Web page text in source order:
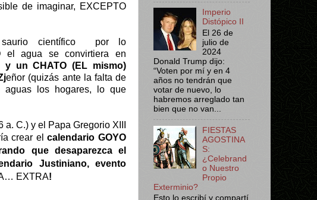
de imaginar, EXCEPTO
científico
por lo
el agua se convirtiera en
y un CHATO (EL mismo)
eñor (quizás ante la falta de
los hogares, lo que
C.) y el Papa Gregorio XIII
crear elcalendario GOYO
que desaparezca el
Justiniano, evento
EXTRA!
Imperio
Distópico II
El 26 de
julio de
2024
Donald Trump dijo:
“Voten por mí y en 4
años no tendrán que
votar de nuevo, lo
habremos arreglado tan
bien que no van...
FIESTAS
AGOSTINA
S:
¿Celebrand
o Nuestro
Propio
Exterminio?
Esto lo escribí y compartí